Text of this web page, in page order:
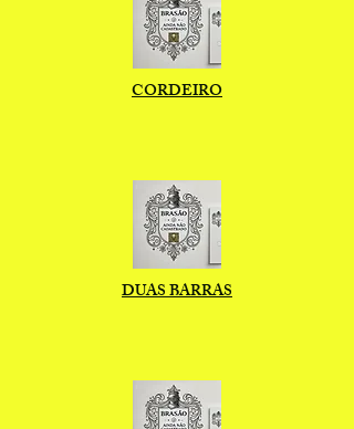
CORDEIRO
DUAS BARRAS